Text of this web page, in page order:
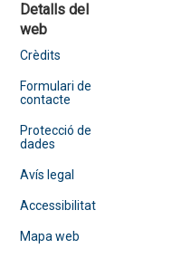
Detalls del
web
Crèdits
Formulari de
contacte
Protecció de
dades
Avís legal
Accessibilitat
Mapa web